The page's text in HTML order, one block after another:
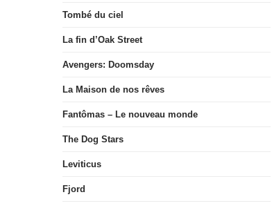
Tombé du ciel
La fin d’Oak Street
Avengers: Doomsday
La Maison de nos rêves
Fantômas – Le nouveau monde
The Dog Stars
Leviticus
Fjord